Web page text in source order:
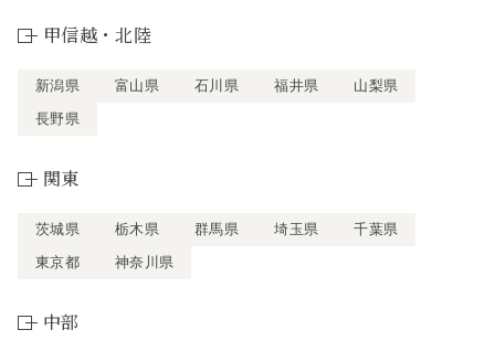
甲信越・北陸
新潟県 富山県 石川県 福井県
山梨県
長野県
関東
茨城県 栃木県 群馬県 埼玉県
千葉県
東京都
神奈川県
中部